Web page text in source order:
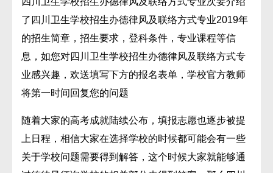
了四川卫生学校招生办德律风及联络方式专业2019年
的招生简章，招生要求，登科条件，专业课程等信
息，如您对四川卫生学校招生办德律风及联络方式专
业感兴趣，欢送填写下方的报名表单，学校官方教师
将第一时间回复您的问题
随着大家的高考成就陆续公布，填报志愿也逐步被提
上日程，相信大家在选择学校的时候都可能会有一些
关于学校问题需要得到解答，这个时候大家就能够通